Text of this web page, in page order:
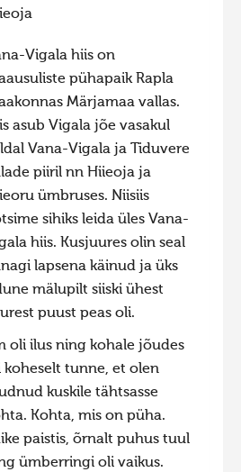
2021
lisa
2020 lisa
2018
2017
2014
2013
2011
Vigala hiis on
pühapaik Rapla
Märjamaa vallas.
asub Vigala jõe vasakul
Vana-Vigala ja Tiduvere
piiril nn Hiieoja ja
ümbruses. Niisiis
sihiks leida üles Vana-
hiis. Kusjuures olin seal
lapsena käinud ja üks
mälupilt siiski ühest
puust peas oli.
oli ilus ning kohale jõudes
koheselt tunne, et olen
kuskile tähtsasse
Kohta, mis on püha.
paistis, õrnalt puhus tuul
ümberringi oli vaikus.